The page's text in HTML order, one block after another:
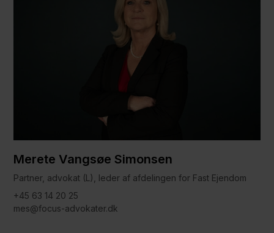
Merete Vangsøe Simonsen
Partner, advokat (L), leder af afdelingen for Fast Ejendom
+45 63 14 20 25
mes@focus-advokater.dk